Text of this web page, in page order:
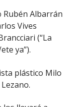
Rubén Albarrán
Vives
(“La
ya”).
plástico Milo